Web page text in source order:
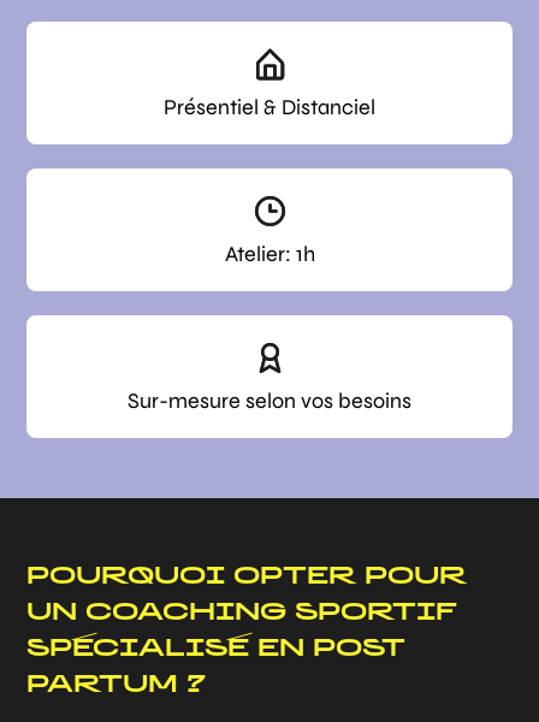
Présentiel & Distanciel
Atelier: 1h
Sur-mesure selon vos besoins
POURQUOI OPTER POUR
UN COACHING SPORTIF
SPÉCIALISÉ EN POST
PARTUM ?